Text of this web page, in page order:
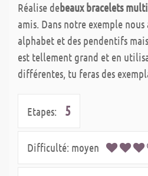
Réalise debeaux bracelets
amis. Dans notre exemple
alphabet et des pendentifs
est tellement grand et en
différentes, tu feras des
Etapes: 5
Difficulté: moyen